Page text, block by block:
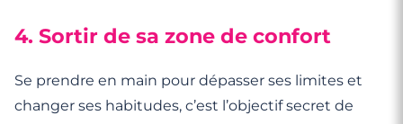
4. Sortir de sa zone de confort
Se prendre en main pour dépasser ses limites et
changer ses habitudes, c’est l’objectif secret de